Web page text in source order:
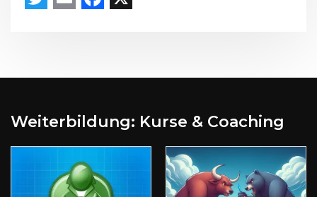
Weiterbildung: Kurse & Coaching